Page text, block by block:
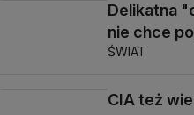
Delikatna
nie chce
ŚWIAT
CIA też